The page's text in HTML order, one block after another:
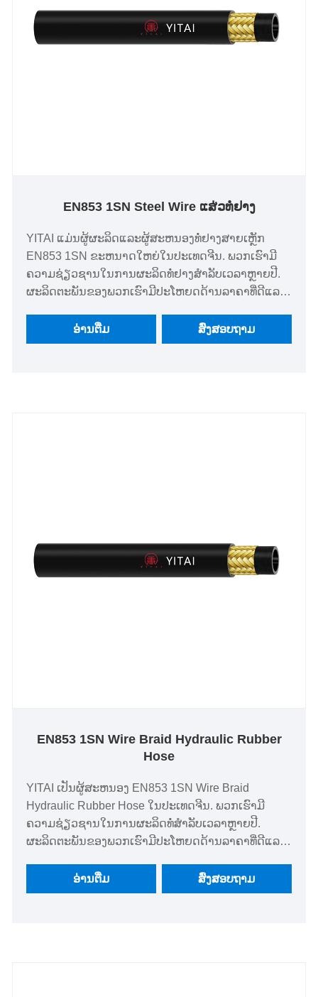
EN853 1SN Steel Wire ແສ່ວທໍ່ຢາງ
YITAI ແມ່ນຜູ້ຜະລິດແລະຜູ້ສະຫນອງທໍ່ຢາງສາຍເຫຼັກ
EN853 1SN ຂະຫນາດໃຫຍ່ໃນປະເທດຈີນ. ພວກເຮົາມີ
ຄວາມຊ່ຽວຊານໃນການຜະລິດທໍ່ຢາງສໍາລັບເວລາຫຼາຍປີ.
ຜະລິດຕະພັນຂອງພວກເຮົາມີປະໂຫຍດດ້ານລາຄາທີ່ດີແລະ
ພວກເຮົາຫວັງວ່າຈະກາຍມາເປັນຄູ່ຮ່ວມມືໄລຍະຍາວຂອງ
ທ່ານໃນປະເທດຈີນ.
ອ່ານ​ຕື່ມ ສົ່ງສອບຖາມ
EN853 1SN Wire Braid Hydraulic Rubber
Hose
YITAI ເປັນຜູ້ສະຫນອງ EN853 1SN Wire Braid
Hydraulic Rubber Hose ໃນປະເທດຈີນ. ພວກເຮົາມີ
ຄວາມຊ່ຽວຊານໃນການຜະລິດທໍ່ສໍາລັບເວລາຫຼາຍປີ.
ຜະລິດຕະພັນຂອງພວກເຮົາມີປະໂຫຍດດ້ານລາຄາທີ່ດີແລະ
ພວກເຮົາຫວັງວ່າຈະກາຍມາເປັນຄູ່ຮ່ວມມືໄລຍະຍາວຂອງ
ທ່ານໃນປະເທດຈີນ.
ອ່ານ​ຕື່ມ ສົ່ງສອບຖາມ